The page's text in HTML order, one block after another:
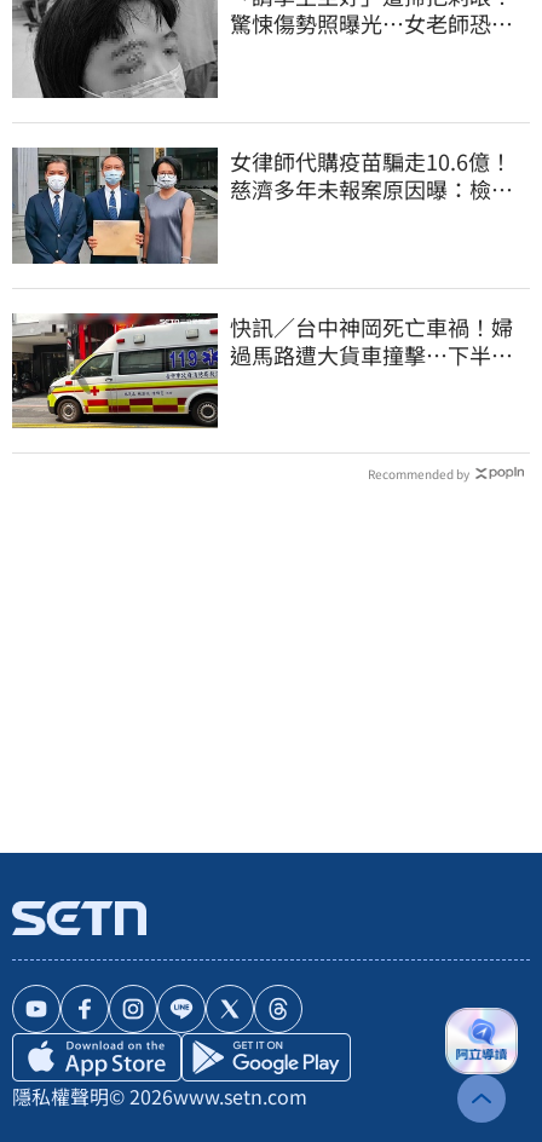
驚悚傷勢照曝光…女老師恐失
女律師代購疫苗騙走10.6億！
慈濟多年未報案原因曝：檢警
快訊／台中神岡死亡車禍！婦
過馬路遭大貨車撞擊…下半身
Recommended by
隱私權聲明© 2026www.setn.com